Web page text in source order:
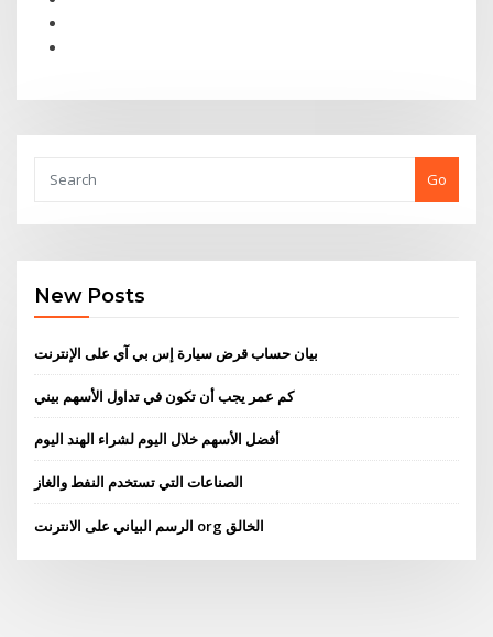
Go
New Posts
بيان حساب قرض سيارة إس بي آي على الإنترنت
كم عمر يجب أن تكون في تداول الأسهم بيني
أفضل الأسهم خلال اليوم لشراء الهند اليوم
الصناعات التي تستخدم النفط والغاز
الرسم البياني على الانترنت org الخالق